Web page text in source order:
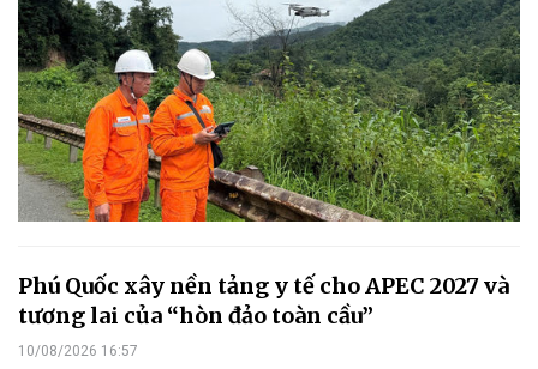
Phú Quốc xây nền tảng y tế cho APEC 2027 và
tương lai của “hòn đảo toàn cầu”
10/08/2026 16:57